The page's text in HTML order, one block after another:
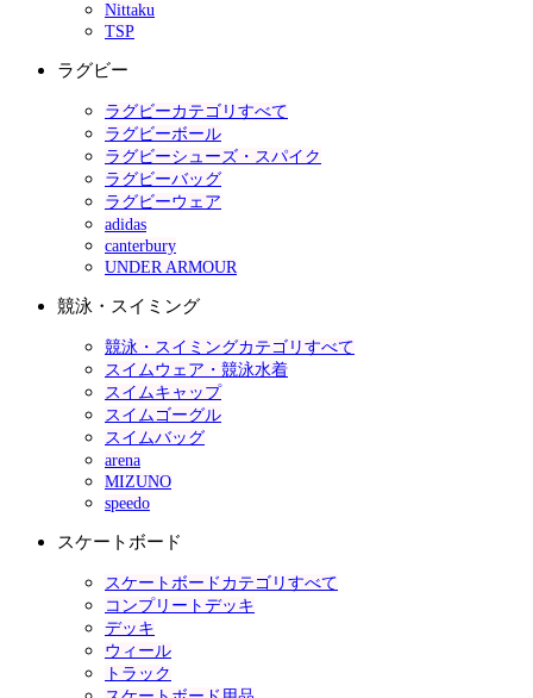
Nittaku
TSP
ラグビー
ラグビーカテゴリすべて
ラグビーボール
ラグビーシューズ・スパイク
ラグビーバッグ
ラグビーウェア
adidas
canterbury
UNDER ARMOUR
競泳・スイミング
競泳・スイミングカテゴリすべて
スイムウェア・競泳水着
スイムキャップ
スイムゴーグル
スイムバッグ
arena
MIZUNO
speedo
スケートボード
スケートボードカテゴリすべて
コンプリートデッキ
デッキ
ウィール
トラック